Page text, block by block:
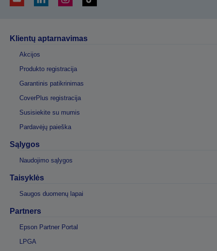
Klientų aptarnavimas
Akcijos
Produkto registracija
Garantinis patikrinimas
CoverPlus registracija
Susisiekite su mumis
Pardavėjų paieška
Sąlygos
Naudojimo sąlygos
Taisyklės
Saugos duomenų lapai
Partners
Epson Partner Portal
LPGA